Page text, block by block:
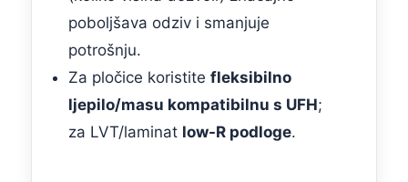
poboljšava odziv i smanjuje
potrošnju.
Za pločice koristite fleksibilno
ljepilo/masu kompatibilnu s UFH;
za LVT/laminat low-R podloge.